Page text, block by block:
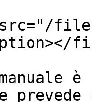
files/
è